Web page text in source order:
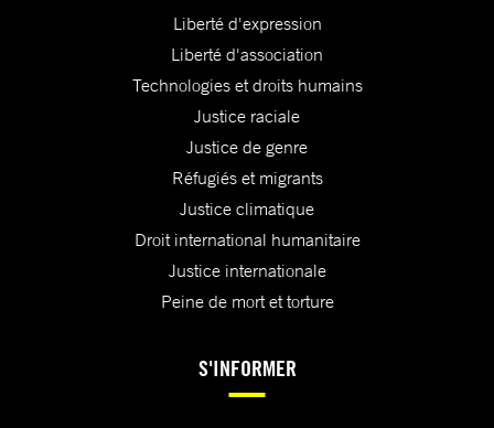
Liberté d'expression
Liberté d'association
Technologies et droits humains
Justice raciale
Justice de genre
Réfugiés et migrants
Justice climatique
Droit international humanitaire
Justice internationale
Peine de mort et torture
S'INFORMER